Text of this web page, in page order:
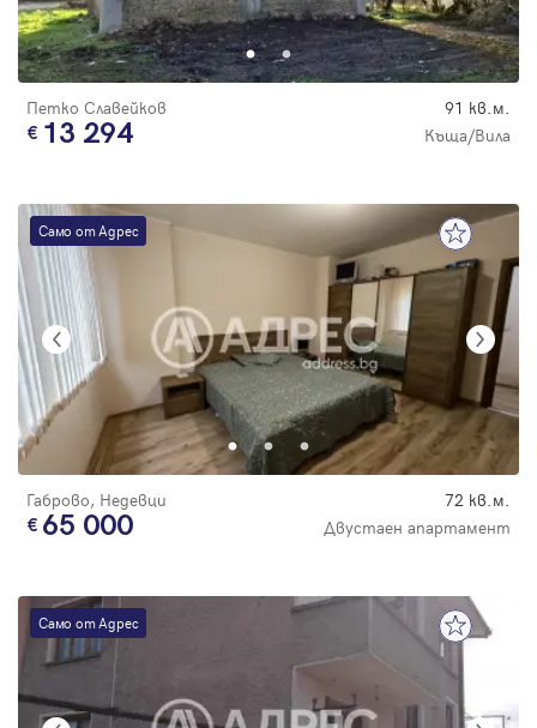
Петко Славейков 91 кв.м.
13 294 Къща/Вила
Само от Адрес
Габрово, Недевци 72 кв.м.
65 000 Двустаен апартамент
Само от Адрес
Парола
Забравена парола